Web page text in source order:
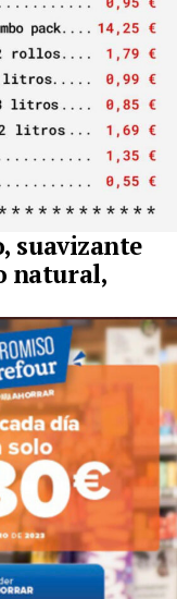
suavizante
natural,